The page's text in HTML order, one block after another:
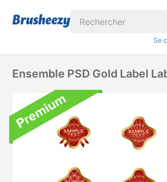
Se
Ensemble PSD Gold Label